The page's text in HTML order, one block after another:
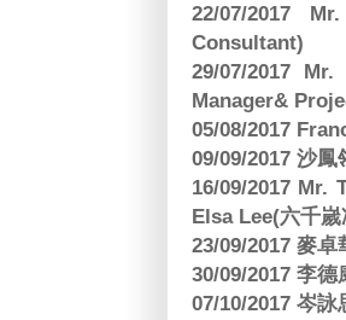
22/07/2017
Consultant)
29/07/2017
Manager&
05/08/2017
09/09/2017 沙
16/09/2017 Mr.
Elsa Lee(六千
23/09/2017 麥
30/09/2017 李
07/10/2017 岑